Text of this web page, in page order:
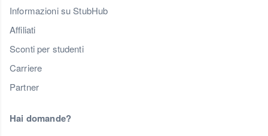
Informazioni su StubHub
Affiliati
Sconti per studenti
Carriere
Partner
Hai domande?